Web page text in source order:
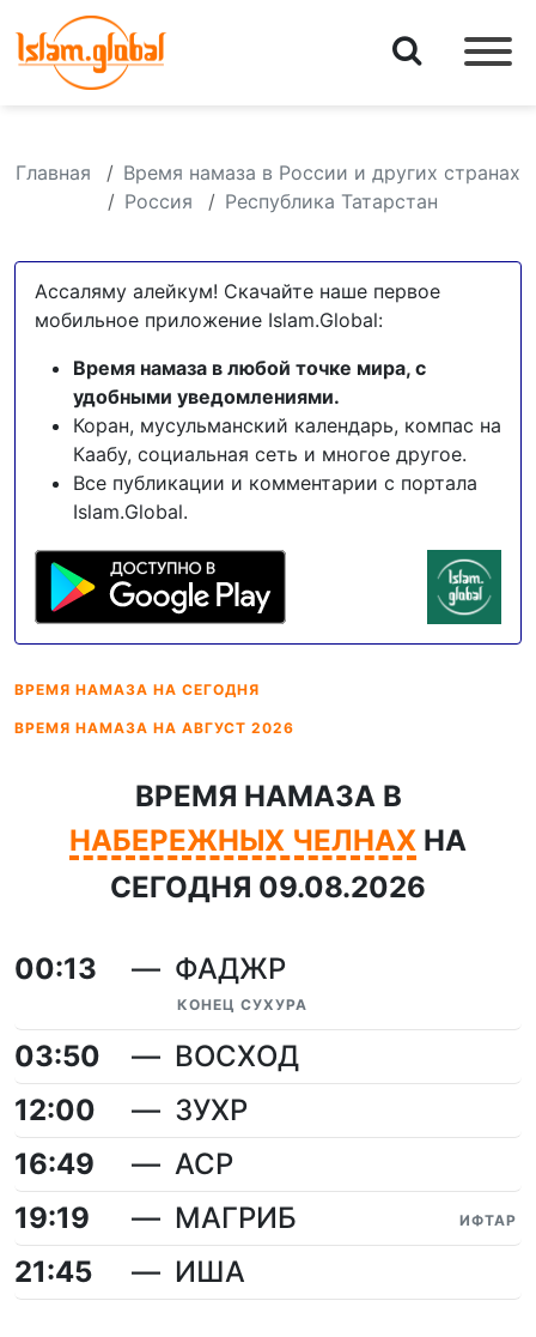
Главная
Время намаза в России и других странах
Россия
Республика Татарстан
Ассаляму алейкум! Скачайте наше первое
мобильное приложение Islam.Global:
Время намаза в любой точке мира, с
удобными уведомлениями.
Коран, мусульманский календарь, компас на
Каабу, социальная сеть и многое другое.
Все публикации и комментарии с портала
Islam.Global.
ВРЕМЯ НАМАЗА НА СЕГОДНЯ
ВРЕМЯ НАМАЗА НА АВГУСТ 2026
ВРЕМЯ НАМАЗА В
НАБЕРЕЖНЫХ ЧЕЛНАХ НА
СЕГОДНЯ 09.08.2026
00:13 ФАДЖР
КОНЕЦ СУХУРА
03:50
ВОСХОД
12:00
ЗУХР
16:49
АСР
19:19
МАГРИБ ИФТАР
21:45 ИША